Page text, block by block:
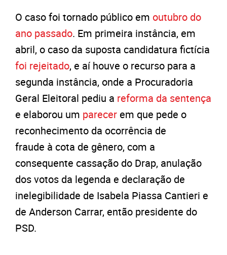
O caso foi tornado público em outubro do
ano passado. Em primeira instância, em
abril, o caso da suposta candidatura fictícia
foi rejeitado, e aí houve o recurso para a
segunda instância, onde a Procuradoria
Geral Eleitoral pediu a reforma da sentença
e elaborou um parecer em que pede o
reconhecimento da ocorrência de
fraude à cota de gênero, com a
consequente cassação do Drap, anulação
dos votos da legenda e declaração de
inelegibilidade de Isabela Piassa Cantieri e
de Anderson Carrar, então presidente do
PSD.